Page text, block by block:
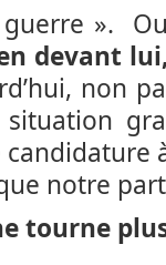
».
devant
non
notre
tourne